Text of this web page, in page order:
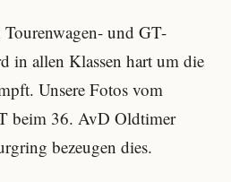
und GT-
in allen Klassen hart um die
Unsere Fotos vom
beim 36. AvD Oldtimer
bezeugen dies.